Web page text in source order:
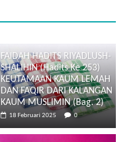
FAIDAH HADITS RIYADLUSH-
SHALIHIN (Hadits Ke 253)
KEUTAMAAN KAUM LEMAH
DAN FAQIR DARI KALANGAN
KAUM MUSLIMIN (Bag. 2)
18 Februari 2025 0